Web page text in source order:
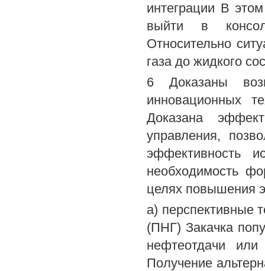
интеграции В
выйти в
Относительно
газа до жидкого
6 Доказаны
инновационных
Доказана
управления,
эффективность
необходимость
целях повышения
а) перспективные
(ПНГ) Закачка
нефтеотдачи
Получение